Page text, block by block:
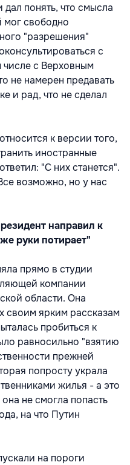
понять, что смысла
мог свободно
"разрешения"
с
числе с Верховным
не намерен предавать
и рад, что не сделал
к версии того,
иностранные
"С них станется".
возможно, но у нас
направил к
руки потирает"
прямо в студии
компании
области. Она
своим ярким рассказам
пробиться к
равносильно "взятию
прежней
попросту украла
жилья - а это
не смогла попасть
на что Путин
на пороги